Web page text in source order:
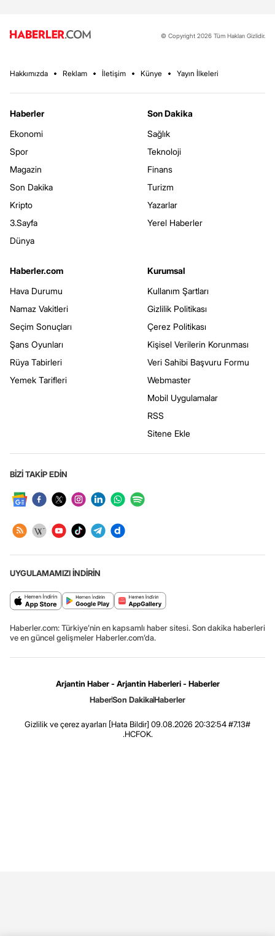
© Copyright 2026 Tüm Hakları Gizlidir.
Hakkımızda Reklam İletişim Künye Yayın İlkeleri
Haberler
Ekonomi
Spor
Magazin
Son Dakika
Kripto
3.Sayfa
Dünya
Son Dakika
Sağlık
Teknoloji
Finans
Turizm
Yazarlar
Yerel Haberler
Haberler.com
Hava Durumu
Namaz Vakitleri
Seçim Sonuçları
Şans Oyunları
Rüya Tabirleri
Yemek Tarifleri
Kurumsal
Kullanım Şartları
Gizlilik Politikası
Çerez Politikası
Kişisel Verilerin Korunması
Veri Sahibi Başvuru Formu
Webmaster
Mobil Uygulamalar
RSS
Sitene Ekle
BİZİ TAKİP EDİN
UYGULAMAMIZI İNDİRİN
Haberler.com: Türkiye’nin en kapsamlı haber sitesi. Son dakika haberleri
ve en güncel gelişmeler Haberler.com’da.
Arjantin Haber - Arjantin Haberleri - Haberler
HaberSon DakikaHaberler
Gizlilik ve çerez ayarları [Hata Bildir] 09.08.2026 20:32:54 #7.13#
.HCFOK.